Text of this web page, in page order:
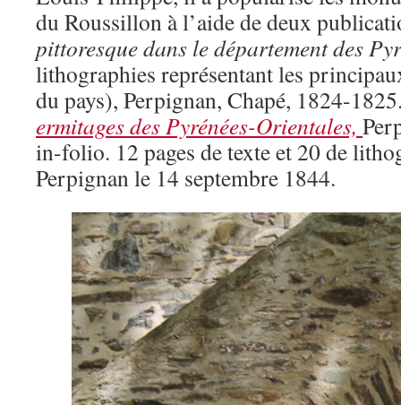
du Roussillon à l’aide de deux
pittoresque dans le département des
lithographies représentant les
du pays), Perpignan, Chapé, 1824-
ermitages des Pyrénées-Orientales,
in-folio. 12 pages de texte et 20 de
Perpignan le 14 septembre 1844.